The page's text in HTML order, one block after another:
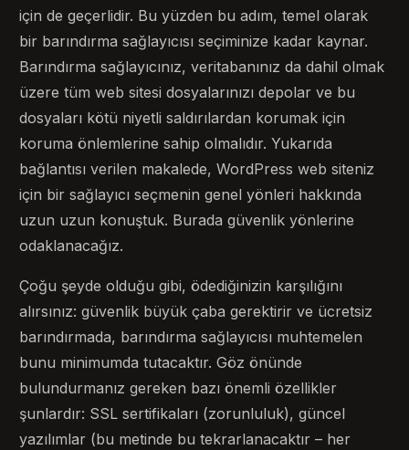
için de geçerlidir. Bu yüzden bu adım, temel olarak
bir barındırma sağlayıcısı seçiminize kadar kaynar.
Barındırma sağlayıcınız, veritabanınız da dahil olmak
üzere tüm web sitesi dosyalarınızı depolar ve bu
dosyaları kötü niyetli saldırılardan korumak için
koruma önlemlerine sahip olmalıdır. Yukarıda
bağlantısı verilen makalede, WordPress web siteniz
için bir sağlayıcı seçmenin genel yönleri hakkında
uzun uzun konuştuk. Burada güvenlik yönlerine
odaklanacağız.
Çoğu şeyde olduğu gibi, ödediğinizin karşılığını
alırsınız: güvenlik büyük çaba gerektirir ve ücretsiz
barındırmada, barındırma sağlayıcısı muhtemelen
bunu minimumda tutacaktır. Göz önünde
bulundurmanız gereken bazı önemli özellikler
şunlardır: SSL sertifikaları (zorunluluk), güncel
yazılımlar (bu metinde bu tekrarlanacaktır – her